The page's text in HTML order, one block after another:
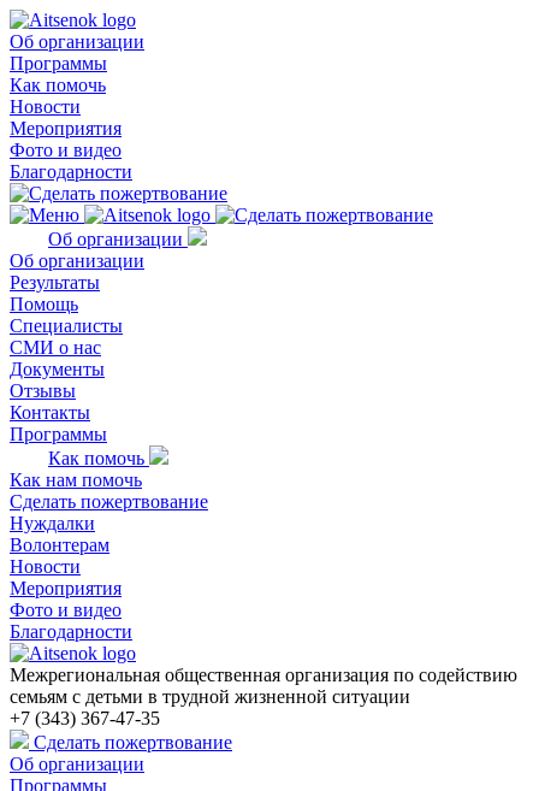
Об организации
Программы
Как помочь
Новости
Мероприятия
Фото и видео
Благодарности
Об организации
Об организации
Результаты
Помощь
Специалисты
СМИ о нас
Документы
Отзывы
Контакты
Программы
Как помочь
Как нам помочь
Сделать пожертвование
Нуждалки
Волонтерам
Новости
Мероприятия
Фото и видео
Благодарности
Межрегиональная общественная организация по содействию
семьям с детьми в трудной жизненной ситуации
+7 (343) 367-47-35
Сделать пожертвование
Об организации
Программы